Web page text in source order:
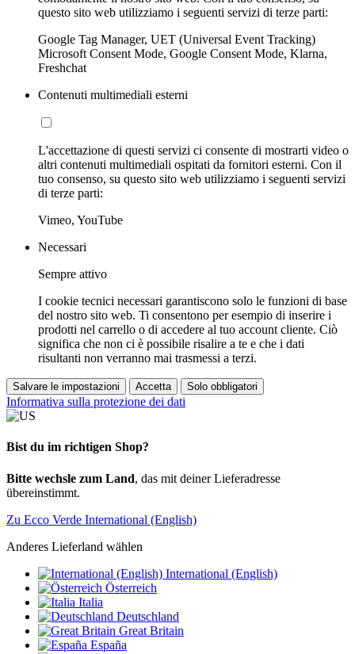
questo sito web utilizziamo i seguenti servizi di terze parti:
Google Tag Manager, UET (Universal Event Tracking)
Microsoft Consent Mode, Google Consent Mode, Klarna,
Freshchat
Contenuti multimediali esterni
L'accettazione di questi servizi ci consente di mostrarti video o
altri contenuti multimediali ospitati da fornitori esterni. Con il
tuo consenso, su questo sito web utilizziamo i seguenti servizi
di terze parti:
Vimeo, YouTube
Necessari
Sempre attivo
I cookie tecnici necessari garantiscono solo le funzioni di base
del nostro sito web. Ti consentono per esempio di inserire i
prodotti nel carrello o di accedere al tuo account cliente. Ciò
significa che non ci è possibile risalire a te e che i dati
risultanti non verranno mai trasmessi a terzi.
Salvare le impostazioni Accetta Solo obbligatori
Informativa sulla protezione dei dati
Bist du im richtigen Shop?
Bitte wechsle zum Land, das mit deiner Lieferadresse
übereinstimmt.
Zu Ecco Verde International (English)
Anderes Lieferland wählen
International (English)
Österreich
Italia
Deutschland
Great Britain
España